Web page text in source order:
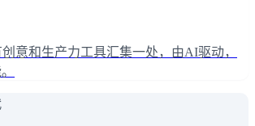
意和生产力工具汇集一处，由AI驱动，